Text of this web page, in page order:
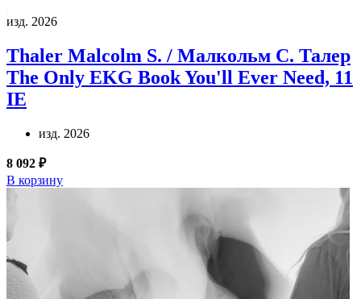
изд. 2026
Thaler Malcolm S. / Малкольм С. Талер
The Only EKG Book You'll Ever Need, 11
IE
изд. 2026
8 092 ₽
В корзину